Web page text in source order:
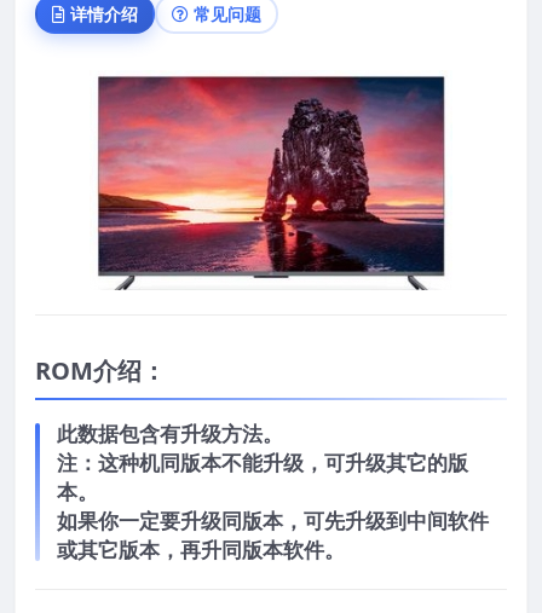
详情介绍 常见问题
ROM介绍：
此数据包含有升级方法。
注：这种机同版本不能升级，可升级其它的版
本。
如果你一定要升级同版本，可先升级到中间软件
或其它版本，再升同版本软件。